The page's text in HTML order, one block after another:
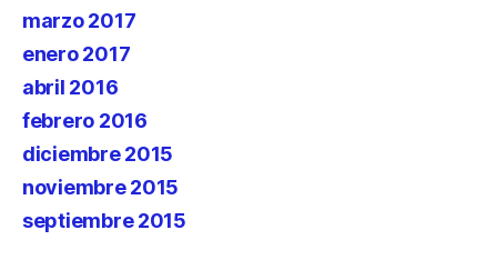
marzo 2017
enero 2017
abril 2016
febrero 2016
diciembre 2015
noviembre 2015
septiembre 2015